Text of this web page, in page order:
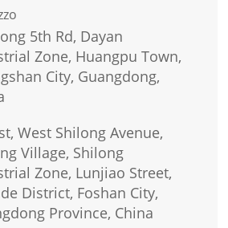
5th Rd, Dayan
Zone, Huangpu Town,
City, Guangdong,
West Shilong Avenue,
Village, Shilong
Zone, Lunjiao Street,
District, Foshan City,
Province, China